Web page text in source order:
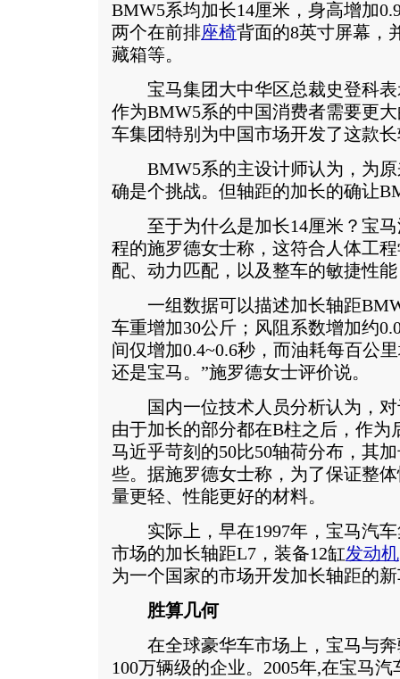
BMW5系均加长14厘米，身高增加
两个在前排座椅背面的8英寸屏幕，
藏箱等。
宝马集团大中华区总裁史登科表
作为BMW5系的中国消费者需要更
车集团特别为中国市场开发了这款
BMW5系的主设计师认为，为原
确是个挑战。但轴距的加长的确让
至于为什么是加长14厘米？宝马
程的施罗德女士称，这符合人体工
配、动力匹配，以及整车的敏捷性
一组数据可以描述加长轴距
车重增加30公斤；风阻系数增加约
间仅增加0.4~0.6秒，而油耗每百公
还是宝马。”施罗德女士评价说。
国内一位技术人员分析认为，对
由于加长的部分都在B柱之后，作为
马近乎苛刻的50比50轴荷分布，其
些。据施罗德女士称，为了保证整
量更轻、性能更好的材料。
实际上，早在1997年，宝马汽车
市场的加长轴距L7，装备12缸发动机
为一个国家的市场开发加长轴距的
胜算几何
在全球豪华车市场上，宝马与奔
100万辆级的企业。2005年,在宝马